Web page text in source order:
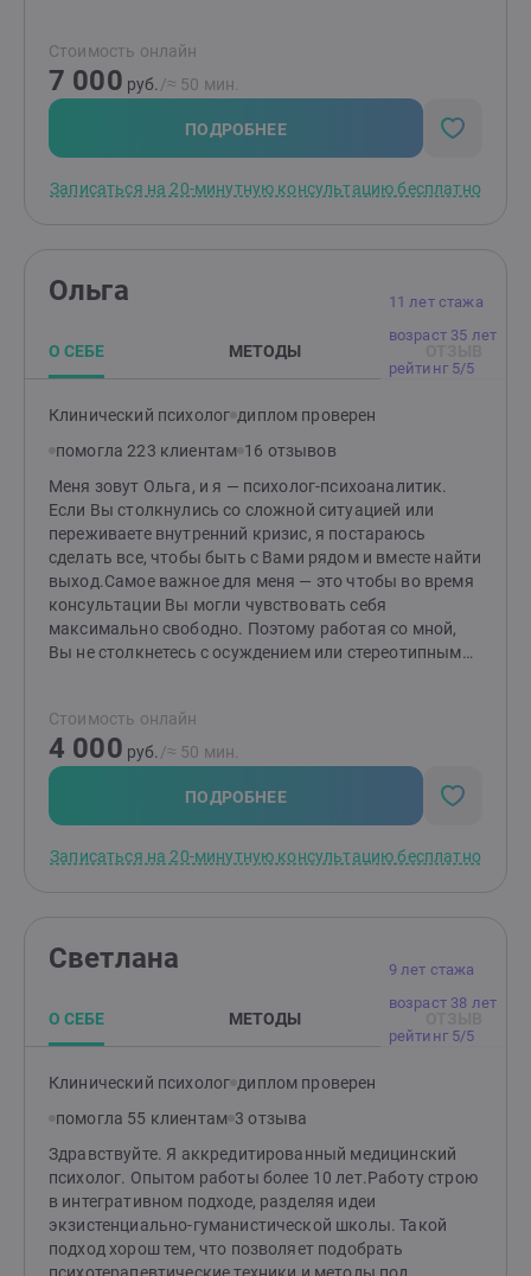
Стоимость онлайн
7 000 руб. /≈ 50 мин.
ПОДРОБНЕЕ
Записаться на 20-минутную консультацию бесплатно
11 лет стажа
возраст 35 лет
рейтинг 5/5
Ольга
О СЕБЕ МЕТОДЫ
Клинический психолог диплом проверен
помогла 223 клиентам 16 отзывов
Меня зовут Ольга, и я — психолог-психоаналитик.
Если Вы столкнулись со сложной ситуацией или
переживаете внутренний кризис, я постараюсь
сделать все, чтобы быть с Вами рядом и вместе найти
выход.Самое важное для меня — это чтобы во время
консультации Вы могли чувствовать себя
максимально свободно. Поэтому работая со мной,
Вы не столкнетесь с осуждением или стереотипным
безопасности и поддержки — и именно такое, которое
подойдёт лично Вам.Главным в своей работе я
считаю возможность открытого проявления эмоций
— в особенности таких, которые могут показаться
"неправильными". Ваше доверие многое значит для
познакомиться с тем, что Вас тревожит, и помочь
Стоимость онлайн
4 000 руб. /≈ 50 мин.
ПОДРОБНЕЕ
Записаться на 20-минутную консультацию бесплатно
9 лет стажа
возраст 38 лет
рейтинг 5/5
Светлана
О СЕБЕ МЕТОДЫ
Клинический психолог диплом проверен
помогла 55 клиентам 3 отзыва
Здравствуйте. Я аккредитированный медицинский
психолог. Опытом работы более 10 лет.Работу строю
в интегративном подходе, разделяя идеи
экзистенциально-гуманистической школы. Такой
подход хорош тем, что позволяет подобрать